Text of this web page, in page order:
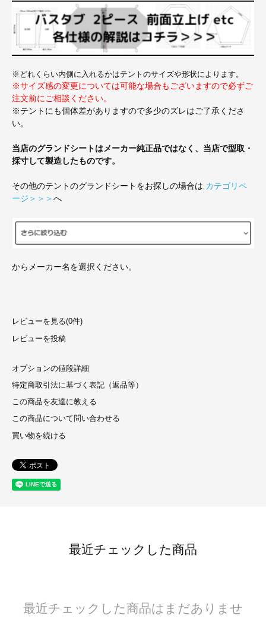
※どれくらい内側に入れるかはテントのサイズや形状によります。
※サイズ感の変更については可能な場合もございますので必ずご
注文前にご相談ください。
※テントにも個体差がありますので多少のズレはご了承くださ
い。
当店のグランドシートはメーカー純正品ではなく、当店で型取・
採寸して製造したものです。
その他のテントのグランドシートをお探しの場合は カテゴリペ
ージ＞＞＞へ
からメーカー名を選択ください。
レビューを見る(0件)
レビューを投稿
オプションの値段詳細
特定商取引法に基づく表記（返品等）
この商品を友達に教える
この商品について問い合わせる
買い物を続ける
最近チェックした商品
最近チェックした商品はまだありませ